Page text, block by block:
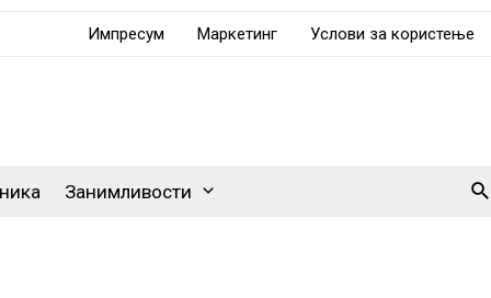
Импресум Маркетинг Услови за користење
Занимливости